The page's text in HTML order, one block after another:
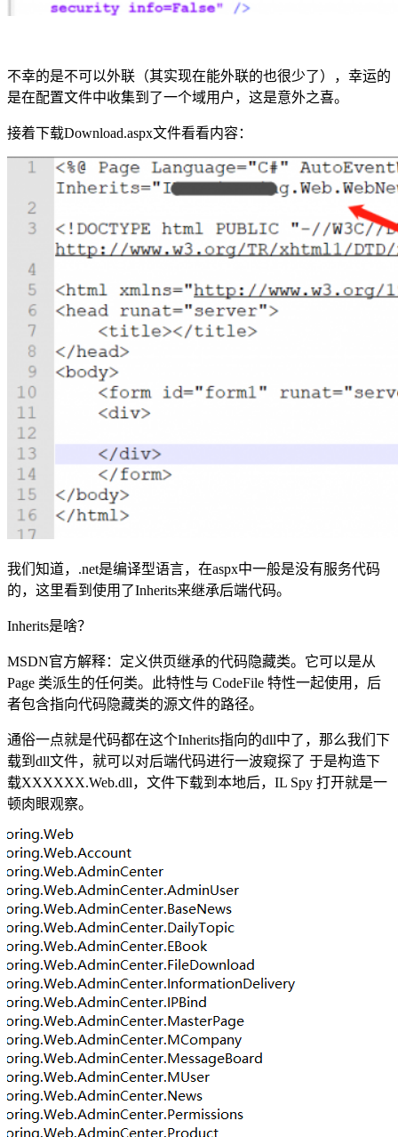
不幸的是不可以外联（其实现在能外联的也很少了），幸运的
是在配置文件中收集到了一个域用户，这是意外之喜。
接着下载Download.aspx文件看看内容：
我们知道，.net是编译型语言，在aspx中一般是没有服务代码
的，这里看到使用了Inherits来继承后端代码。
Inherits是啥？
MSDN官方解释：定义供页继承的代码隐藏类。它可以是从
Page 类派生的任何类。此特性与 CodeFile 特性一起使用，后
者包含指向代码隐藏类的源文件的路径。
通俗一点就是代码都在这个Inherits指向的dll中了，那么我们下
载到dll文件，就可以对后端代码进行一波窥探了 于是构造下
载XXXXXX.Web.dll，文件下载到本地后，IL Spy 打开就是一
顿肉眼观察。